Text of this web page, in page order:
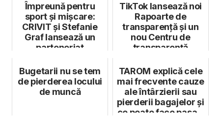
Împreună pentru
sport și mișcare:
CRIVIT și Stefanie
Graf lansează un
parteneriat
TikTok lansează noi
Rapoarte de
transparență și un
nou Centru de
transparență
Bugetarii nu se tem
de pierderea locului
de muncă
TAROM explică cele
mai frecvente cauze
ale întârzierii sau
pierderii bagajelor şi
ce poate face pasa...